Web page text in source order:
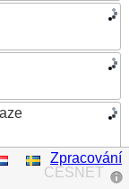
CESNET
Zpracování